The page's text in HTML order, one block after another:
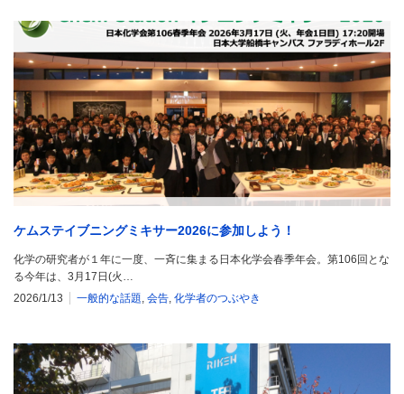
ケムステイブニングミキサー2026に参加しよう！
化学の研究者が１年に一度、一斉に集まる日本化学会春季年会。第106回とな
る今年は、3月17日(火…
2026/1/13
一般的な話題, 会告, 化学者のつぶやき